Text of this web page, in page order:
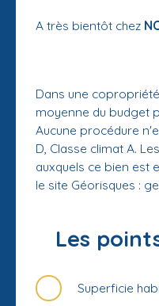
A très bientôt chez
Dans une
moyenne du budget
Aucune procédure
D, Classe climat A.
auxquels ce bien est
le site Géorisques :
Les
Superficie